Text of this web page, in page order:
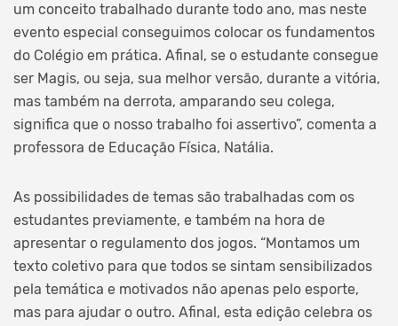
um conceito trabalhado durante todo ano, mas neste
evento especial conseguimos colocar os fundamentos
do Colégio em prática. Afinal, se o estudante consegue
ser Magis, ou seja, sua melhor versão, durante a vitória,
mas também na derrota, amparando seu colega,
significa que o nosso trabalho foi assertivo”, comenta a
professora de Educação Física, Natália.
As possibilidades de temas são trabalhadas com os
estudantes previamente, e também na hora de
apresentar o regulamento dos jogos. “Montamos um
texto coletivo para que todos se sintam sensibilizados
pela temática e motivados não apenas pelo esporte,
mas para ajudar o outro. Afinal, esta edição celebra os